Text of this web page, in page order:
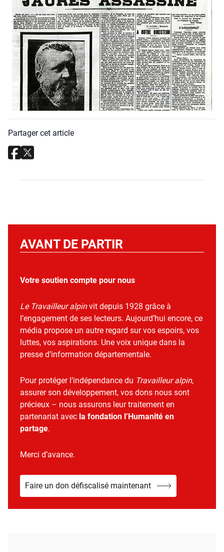
Partager cet article
AVANT DE PARTIR
Votre soutien compte pour nous
Le Travailleur alpinvit depuis 1928 grâce à
l’engagement de ses lecteurs. Aujourd’hui encore, ce
média propose un autre regard sur vos espoirs, vos
luttes, vos aspirations. Une voix unique dans la
presse d’information départementale.
Pour protéger l’indépendance du Travailleur alpin,
assurer son développement, vos dons nous sont
précieux – nous assurons leur traitement en
partenariat avec la fondation l’Humanité en
partage.
Merci d’avance.
Faire un don défiscalisé maintenant